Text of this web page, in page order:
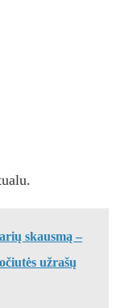
skausmą –
užrašų